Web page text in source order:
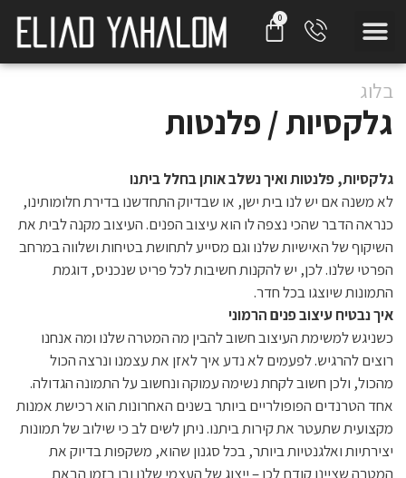
בלוג
גלקסיות / פלנטות
גלקסיות, פלנטות ואיך נשלב אותן בחלל ביתנו
לא משנה אם יש לנו בית ישן, או שבדיוק התחדשנו בדירת חלומותינו,
כנראה הדבר שהכי נצפה לו הוא עיצוב הפנים. העיצוב מקנה לבית את
השיקוף של האישיות שלנו וגם מסייע לתחושת בטיחות ושלווה במרחב
הפרטי שלנו. לכן, יש להקנות חשיבות לכל פריט שנכניס, דוגמת
התמונות שיוצגו בכל חדר.
איך נבטיח עיצוב פנים הרמוני
כשניגש למשימת העיצוב חשוב להבין מה המטרה שלנו ומה אנחנו
רוצים להרגיש. לפעמים לא נדע איך לאזן את עצמנו ונרצה הכול
מהכול, ולכן חשוב לקחת נשימה עמוקה ונחשוב על התמונה הגדולה.
אחד הטרנדים הפופולריים ביותר בשנים האחרונות הוא רכישת אמנות
מקצועית שתעטר את קירות ביתנו. ניתן לשים לב כי שילוב של תמונות
יצירתיות ואלגנטיות ביותר, בכל סגנון שהוא, משקפות בדיוק את
המטרה שציינו קודם לכן – ייצוג של העצמי שלנו ובו בזמן הבאת